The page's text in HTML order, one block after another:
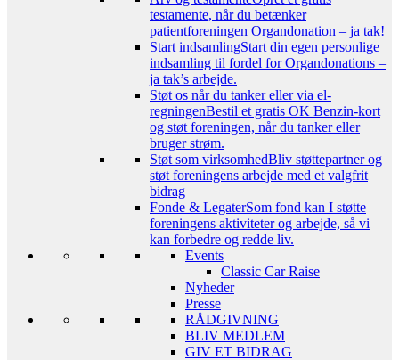
testamente, når du betænker
patientforeningen Organdonation – ja tak!
Start indsamlingStart din egen personlige
indsamling til fordel for Organdonations –
ja tak’s arbejde.
Støt os når du tanker eller via el-
regningenBestil et gratis OK Benzin-kort
og støt foreningen, når du tanker eller
bruger strøm.
Støt som virksomhedBliv støttepartner og
støt foreningens arbejde med et valgfrit
bidrag
Fonde & LegaterSom fond kan I støtte
foreningens aktiviteter og arbejde, så vi
kan forbedre og redde liv.
Events
Classic Car Raise
Nyheder
Presse
RÅDGIVNING
BLIV MEDLEM
GIV ET BIDRAG